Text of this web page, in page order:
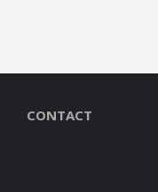
CONTACT